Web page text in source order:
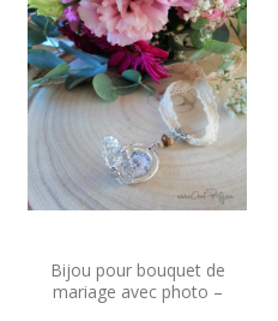
Bijou pour bouquet de
mariage avec photo –